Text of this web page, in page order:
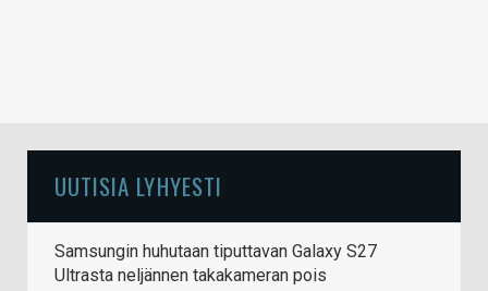
UUTISIA LYHYESTI
Samsungin huhutaan tiputtavan Galaxy S27
Ultrasta neljännen takakameran pois